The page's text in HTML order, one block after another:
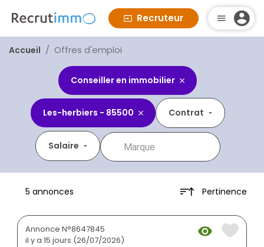
Recruteur
Accueil Offres d'emploi
Conseiller en immobilier
Les-herbiers - 85500 Contrat
Salaire
5 annonces Pertinence
Annonce N°8647845
il y a 15 jours (26/07/2026)